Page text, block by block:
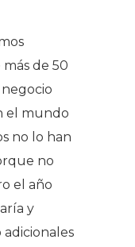
de 50
el mundo
no lo han
no
el año
y
adicionales